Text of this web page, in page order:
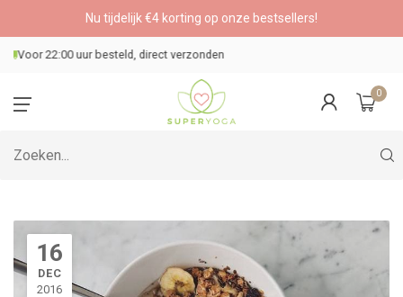
Nu tijdelijk €4 korting op onze bestsellers!
Veilig betalen
0
16
DEC
2016